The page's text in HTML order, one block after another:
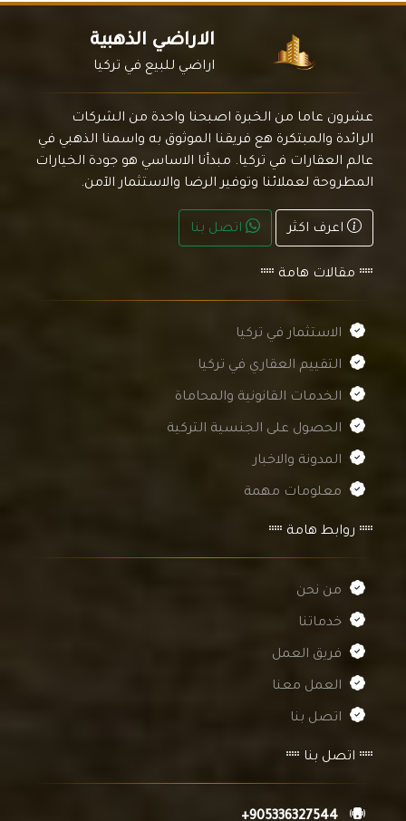
الاراضي الذهبية
اراضي للبيع في تركيا
عشرون عاما من الخبرة اصبحنا واحدة من الشركات
الرائدة والمبتكرة هع فريقنا الموثوق به واسمنا الذهبي في
عالم العقارات في تركيا. مبدأنا الاساسي هو جودة الخيارات
المطروحة لعملائنا وتوفير الرضا والاستثمار الآمن.
اعرف اكثر اتصل بنا
مقالات هامة
الاستثمار في تركيا
التقييم العقاري في تركيا
الخدمات القانونية والمحاماة
الحصول على الجنسية التركية
المدونة والاخبار
معلومات مهمة
روابط هامة
من نحن
خدماتنا
فريق العمل
العمل معنا
اتصل بنا
اتصل بنا
+905336327544